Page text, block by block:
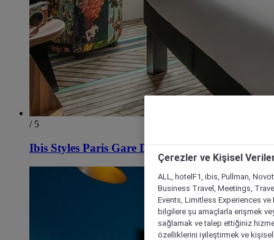
/ 5
Ibis Styles Paris Gare De Lyon Bastille
Çerezler ve Kişisel
ALL, hotelF1, ibis, Pullman,
Business Travel, Meetings,
Events, Limitless Experiences
bilgilere şu amaçlarla erişmek
sağlamak ve talep ettiğiniz
özelliklerini iyileştirmek ve